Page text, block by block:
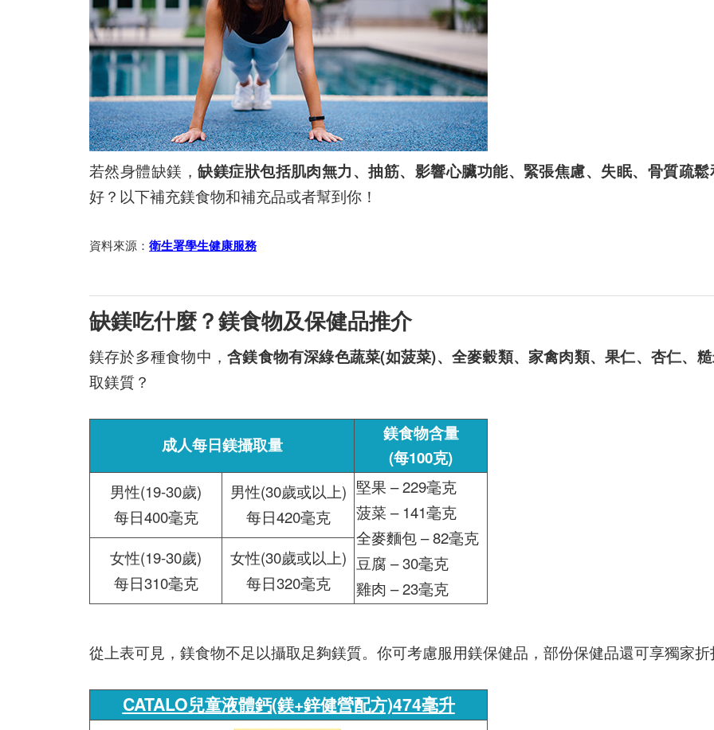
若然身體缺鎂，缺鎂症狀包括肌肉無力、抽筋、影響心臟功能、緊張焦慮、失眠、骨質疏
好？以下補充鎂食物和補充品或者幫到你！
資料來源： 衛生署學生健康服務
缺鎂吃什麼？鎂食物及保健品推介
鎂存於多種食物中，含鎂食物有深綠色蔬菜(如菠菜)、全麥穀類、家禽肉類、果仁、杏仁、
取鎂質？
成人每日鎂攝取量
鎂食物含量
(每100克)
男性(19-30歲)
每日400毫克
男性(30歲或以上)
每日420毫克
堅果 – 229毫克
菠菜 – 141毫克
全麥麵包 – 82毫克
豆腐 – 30毫克
雞肉 – 23毫克
女性(19-30歲)
每日310毫克
女性(30歲或以上)
每日320毫克
從上表可見，鎂食物不足以攝取足夠鎂質。你可考慮服用鎂保健品，部份保健品還可享獨家
CATALO兒童液體鈣(鎂+鋅健營配方)474毫升